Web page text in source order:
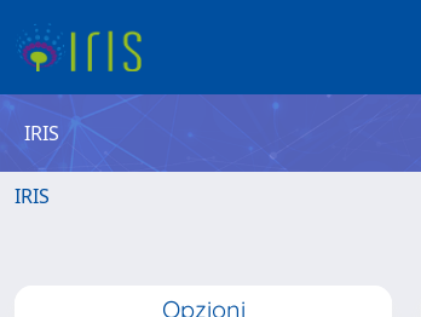
IRIS
IRIS
Opzioni